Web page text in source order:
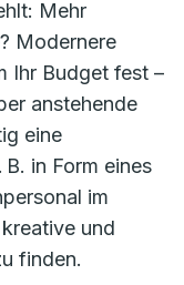
Mehr
Modernere
Ihr Budget fest –
anstehende
eine
in Form eines
im
und
finden.